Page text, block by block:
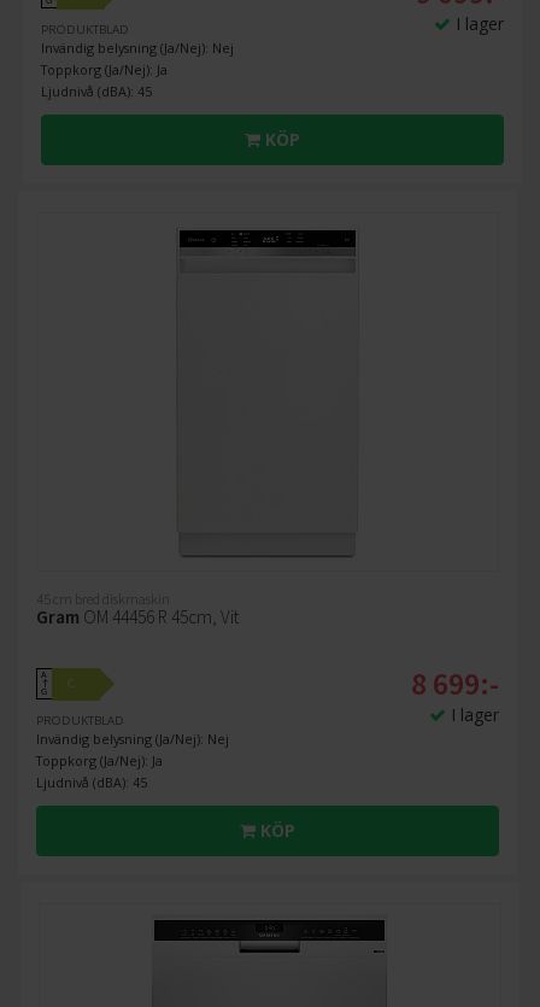
PRODUKTBLAD
Invändig belysning (Ja/Nej): Nej
Toppkorg (Ja/Nej): Ja
Ljudnivå (dBA): 45
I lager
KÖP
45 cm bred diskmaskin
Gram OM 44456 R 45cm, Vit
A
↑
G
C
PRODUKTBLAD
Invändig belysning (Ja/Nej): Nej
Toppkorg (Ja/Nej): Ja
Ljudnivå (dBA): 45
8 699:-
I lager
KÖP